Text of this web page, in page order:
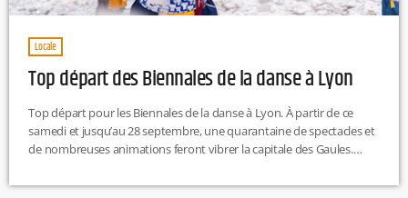
Locale
Top départ des Biennales de la danse à Lyon
Top départ pour les Biennales de la danse à Lyon. À partir de ce
samedi et jusqu’au 28 septembre, une quarantaine de spectacles et
de nombreuses animations feront vibrer la capitale des Gaules.
dimanche. Plus de 3 000 participants, encadrés par 180 artistes